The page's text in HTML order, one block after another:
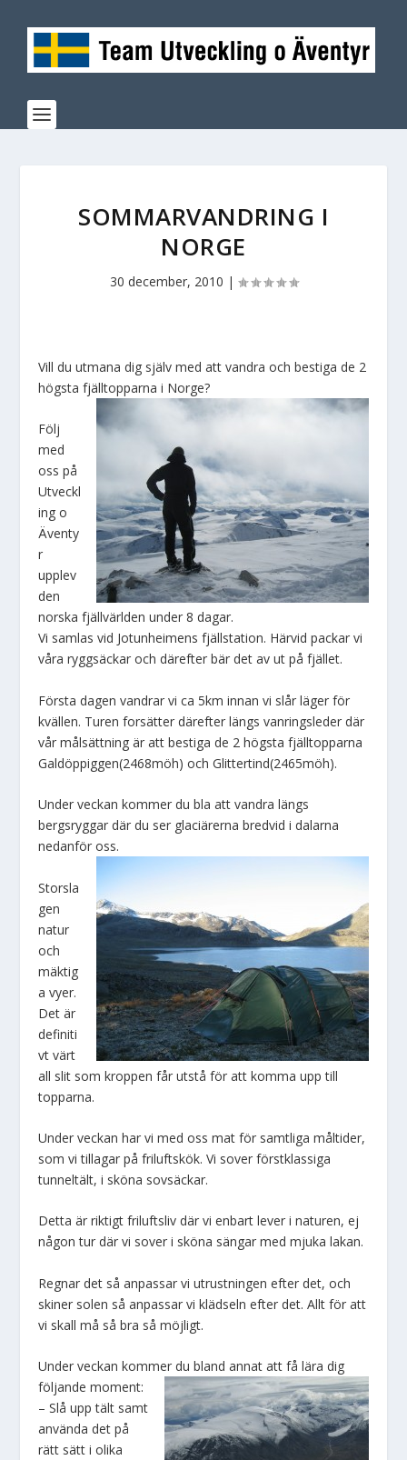
SOMMARVANDRING I
NORGE
30 december, 2010 |
Vill du utmana dig själv med att vandra och bestiga de 2
högsta fjälltopparna i Norge?
Följ
med
oss på
Utveckl
ing o
Äventy
r
upplev
den
norska fjällvärlden under 8 dagar.
Vi samlas vid Jotunheimens fjällstation. Härvid packar vi
våra ryggsäckar och därefter bär det av ut på fjället.
Första dagen vandrar vi ca 5km innan vi slår läger för
kvällen. Turen forsätter därefter längs vanringsleder där
vår målsättning är att bestiga de 2 högsta fjälltopparna
Galdöppiggen(2468möh) och Glittertind(2465möh).
Under veckan kommer du bla att vandra längs
bergsryggar där du ser glaciärerna bredvid i dalarna
nedanför oss.
Storsla
gen
natur
och
mäktig
a vyer.
Det är
definiti
vt värt
all slit som kroppen får utstå för att komma upp till
topparna.
Under veckan har vi med oss mat för samtliga måltider,
som vi tillagar på friluftskök. Vi sover förstklassiga
tunneltält, i sköna sovsäckar.
Detta är riktigt friluftsliv där vi enbart lever i naturen, ej
någon tur där vi sover i sköna sängar med mjuka lakan.
Regnar det så anpassar vi utrustningen efter det, och
skiner solen så anpassar vi klädseln efter det. Allt för att
vi skall må så bra så möjligt.
Under veckan kommer du bland annat att få lära dig
följande moment:
– Slå upp tält samt
använda det på
rätt sätt i olika